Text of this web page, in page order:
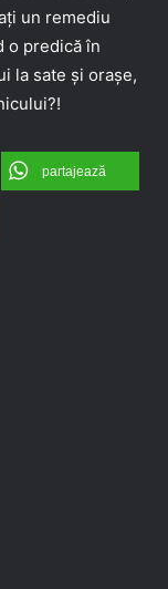
un remediu
o predică în
la sate și orașe,
partajează